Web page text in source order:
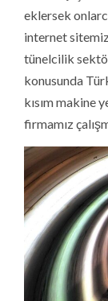
eklersek
internet
tünelcilik
konusunda
kısım makine
firmamız